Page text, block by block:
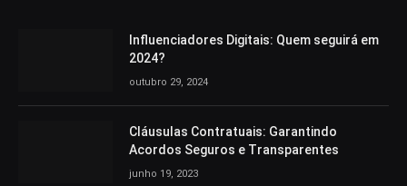
Influenciadores Digitais: Quem seguirá em
2024?
outubro 29, 2024
Cláusulas Contratuais: Garantindo
Acordos Seguros e Transparentes
junho 19, 2023